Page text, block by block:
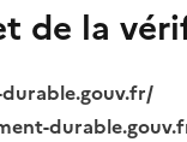
de la